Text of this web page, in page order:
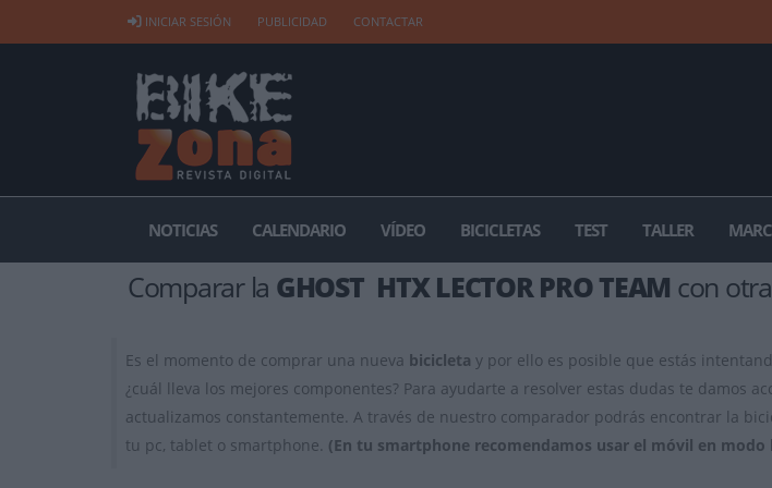
INICIAR SESIÓN PUBLICIDAD CONTACTAR
NOTICIAS CALENDARIO VÍDEO BICICLETAS TEST TALLER
Comparar la GHOST HTX LECTOR PRO TEAM con
Es el momento de comprar una nueva bicicleta y por ello es posible que estás
¿cuál lleva los mejores componentes? Para ayudarte a resolver estas dudas te damos
actualizamos constantemente. A través de nuestro comparador podrás encontrar la
tu pc, tablet o smartphone. (En tu smartphone recomendamos usar el móvil en modo